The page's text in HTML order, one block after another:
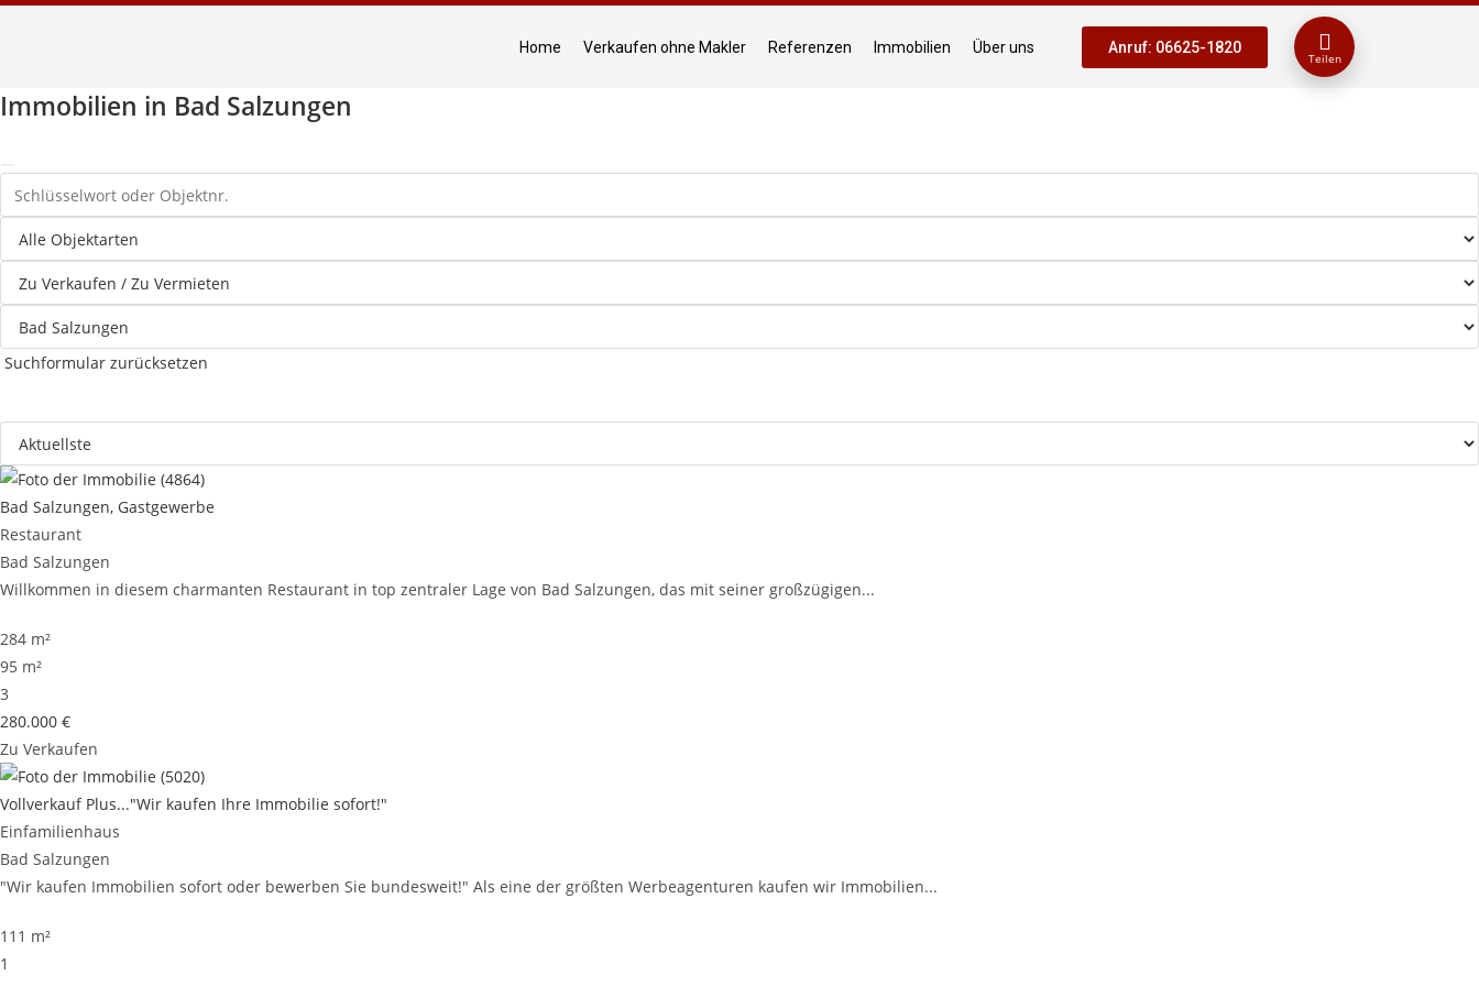
Home Verkaufen ohne Makler Referenzen Immobilien Über uns Anruf: 06625-1820
Teilen
Immobilien in Bad Salzungen
Suchformular zurücksetzen
Bad Salzungen, Gastgewerbe
Restaurant
Bad Salzungen
Willkommen in diesem charmanten Restaurant in top zentraler Lage von Bad Salzungen, das mit seiner großzügigen...
284 m²
95 m²
3
280.000 €
Zu Verkaufen
Vollverkauf Plus..."Wir kaufen Ihre Immobilie sofort!"
Einfamilienhaus
Bad Salzungen
"Wir kaufen Immobilien sofort oder bewerben Sie bundesweit!" Als eine der größten Werbeagenturen kaufen wir Immobilien...
111 m²
1